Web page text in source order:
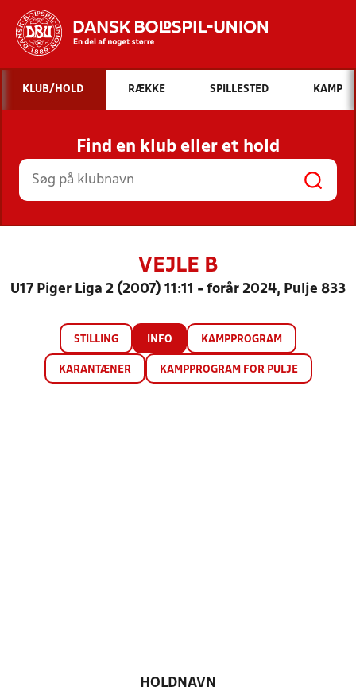
Hvad vil du søge efter?
INDHOLD OG NYHEDER
STILLINGER, RESULTATER, KLUBBER OG
HOLD
KLUB/HOLD RÆKKE SPILLESTED KAMP
Find en klub eller et hold
VEJLE B
U17 Piger Liga 2 (2007) 11:11 - forår 2024, Pulje 833
STILLING INFO KAMPPROGRAM
KARANTÆNER KAMPPROGRAM FOR PULJE
HOLDNAVN